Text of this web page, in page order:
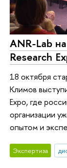
ANR-Lab
Research
18 октября
Климов
Expo, где
организации
опытом и
Экспертиза